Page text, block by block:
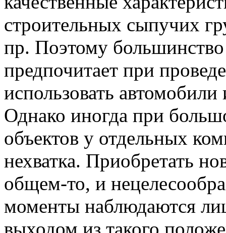
строительных сыпучих
пр. Поэтому
предпочитает при
использовать
Однако иногда при
объектов у отдельных
нехватка. Приобретать
общем-то, и
моменты наблюдаются